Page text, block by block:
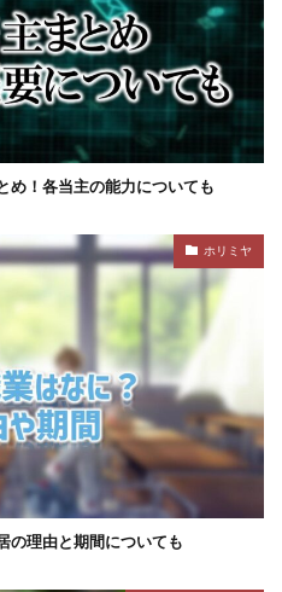
め！各当主の能力についても
ホリミヤ
の理由と期間についても